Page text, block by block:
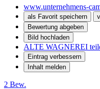
www.unternehmens-
als Favorit speichern
Bewertung abgeben
Bild hochladen
ALTE WAGNEREI
Eintrag verbessern
Inhalt melden
2 Bew.